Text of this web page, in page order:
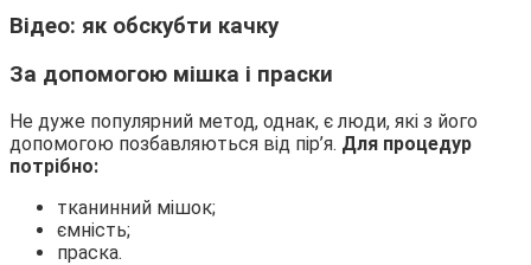
Відео: як обскубти качку
За допомогою мішка і праски
Не дуже популярний метод, однак, є люди, які з його
допомогою позбавляються від пір’я. Для процедур
потрібно:
тканинний мішок;
ємність;
праска.